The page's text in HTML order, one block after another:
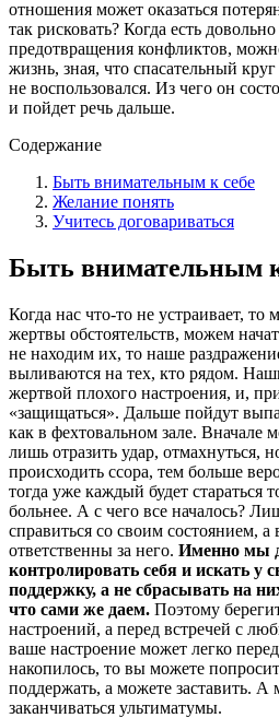
отношения может оказаться
так рисковать? Когда есть
предотвращения конфликтов,
жизнь, зная, что спасательный
не воспользовался. Из чего он
и пойдет речь дальше.
Содержание
Быть внимательным к себе
Желание понять
Учитесь договариваться
Быть внимательным
Когда нас что-то не устраивает, то
жертвы обстоятельств, можем
не находим их, то наше
выливаются на тех, кто рядом.
жертвой плохого настроения, и,
«защищаться». Дальше пойдут
как в фехтовальном зале. Вначале
лишь отразить удар, отмахнуться,
происходить ссора, тем больше
тогда уже каждый будет стараться
больнее. А с чего все началось?
справиться со своим состоянием,
ответственны за него. Именно мы
контролировать себя и искать у
поддержку, а не сбрасывать на
что сами же даем. Поэтому
настроений, а перед встречей с
ваше настроение может легко
накопилось, то вы можете
поддержать, а можете заставить.
заканчиваться ультиматумы.